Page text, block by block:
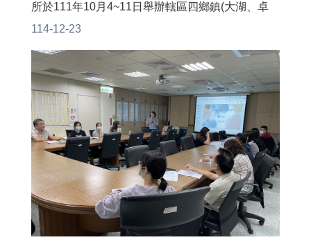
114-12-23
所於111年10月4~11日舉辦轄區四鄉鎮(大湖、卓
蘭、獅潭、泰安) 由苗栗縣政府地政處、財政處、
互交流以確實掌握地價波動情形， 期使達到地價訂
定更為合理，並藉此機會向民眾宣導最新不動產相
關法令。